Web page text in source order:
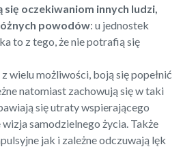
oczekiwaniom innych ludzi,
powodów: u jednostek
to z tego, że nie potrafią się
wielu możliwości, boją się popełnić
natomiast zachowują się w taki
się utraty wspierającego
samodzielnego życia. Także
jak i zależne odczuwają lęk